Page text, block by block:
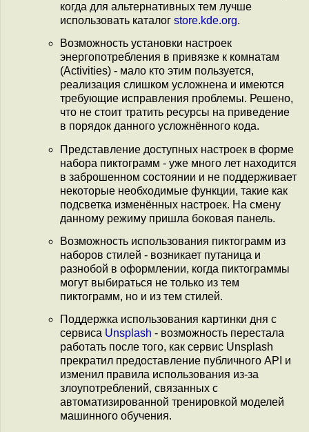
когда для альтернативных тем лучше
использовать каталог store.kde.org.
Возможность установки настроек
энергопотребления в привязке к комнатам
(Activities) - мало кто этим пользуется,
реализация слишком усложнена и имеются
требующие исправления проблемы. Решено,
что не стоит тратить ресурсы на приведение
в порядок данного усложнённого кода.
Представление доступных настроек в форме
набора пиктограмм - уже много лет находится
в заброшенном состоянии и не поддерживает
некоторые необходимые функции, такие как
подсветка изменённых настроек. На смену
данному режиму пришла боковая панель.
Возможность использования пиктограмм из
наборов стилей - возникает путаница и
разнобой в оформлении, когда пиктограммы
могут выбираться не только из тем
пиктограмм, но и из тем стилей.
Поддержка использования картинки дня с
сервиса Unsplash - возможность перестала
работать после того, как сервис Unsplash
прекратил предоставление публичного API и
изменил правила использования из-за
злоупотреблений, связанных с
автоматизированной тренировкой моделей
машинного обучения.